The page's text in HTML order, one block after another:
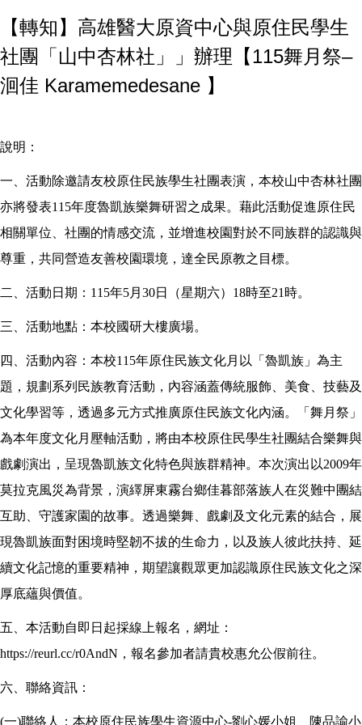
【轉知】高雄醫大原資中心與原住民學生
社團「山中杏林社」」辦理【115舞月祭–
洄佳 Karamemedesane 】
說明：
一、活動除邀請友校原住民族學生社團表演，本校山中杏林社團
亦將發表115年度魯凱族樂舞研習之成果。藉此活動促進原住民
相關單位、社團的情感交流，並增進校園對於不同族群的認識與
尊重，共同營造友善校園環境，達全民原教之目標。
二、活動日期：115年5月30日（星期六）18時至21時。
三、活動地點：本校國研大樓廣場。
四、活動內容：本校115年原住民族文化月以「魯凱族」為主
題，規劃系列民族教育活動，內容涵蓋傳統服飾、美食、技藝及
文化學習等，透過多元方式推廣原住民族文化內涵。「舞月祭」
為本年度文化月壓軸活動，將由本校原住民學生社團結合樂舞與
戲劇演出，呈現魯凱族文化特色與族群精神。本次演出以2009年
莫拉克風災為背景，演繹屏東霧台鄉佳暮部落族人在災難中團結
互助、守護家園的故事。透過樂舞、戲劇及文化元素的結合，展
現魯凱族面對困境時堅韌不拔的生命力，以及族人彼此扶持、延
續文化記憶的重要精神，期望讓觀眾更加認識原住民族文化之深
厚底蘊與價值。
五、本活動自即日起採線上報名，網址：
https://reurl.cc/r0AndN ，報名參加者請貴校惠允公假前往。
六、聯絡資訊：
(一)聯絡人：本校原住民族學生資源中心-劉心媛小姐、陳品諭小